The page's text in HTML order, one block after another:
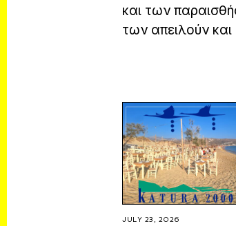
και των
των απειλούν
JULY 23, 2026